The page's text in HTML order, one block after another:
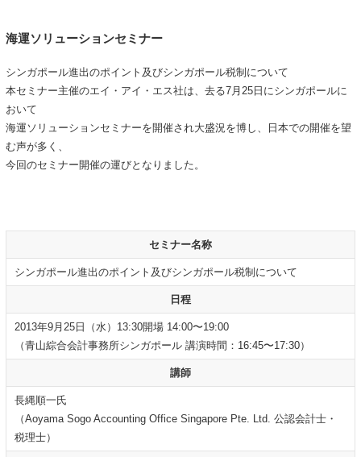
海運ソリューションセミナー
シンガポール進出のポイント及びシンガポール税制について
本セミナー主催のエイ・アイ・エス社は、去る7月25日にシンガポールに
おいて
海運ソリューションセミナーを開催され大盛況を博し、日本での開催を望
む声が多く、
今回のセミナー開催の運びとなりました。
セミナー名称
シンガポール進出のポイント及びシンガポール税制について
日程
2013年9月25日（水）13:30開場 14:00〜19:00
（青山綜合会計事務所シンガポール 講演時間：16:45〜17:30）
講師
長縄順一氏
（Aoyama Sogo Accounting Office Singapore Pte. Ltd. 公認会計士・
税理士）